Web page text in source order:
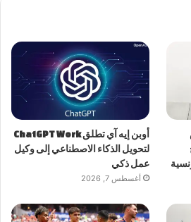
أوبن إيه آي تطلق ChatGPT Work
لتحويل الذكاء الاصطناعي إلى وكيل
عمل ذكي
أغسطس 7, 2026